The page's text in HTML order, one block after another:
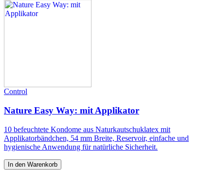
Control
Nature Easy Way: mit Applikator
10 befeuchtete Kondome aus Naturkautschuklatex mit
Applikatorbändchen, 54 mm Breite, Reservoir, einfache und
hygienische Anwendung für natürliche Sicherheit.
In den Warenkorb